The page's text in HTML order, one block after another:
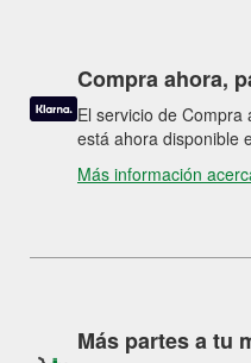
Compra ahora,
El servicio de
está ahora disponible
Más información
Más partes a tu